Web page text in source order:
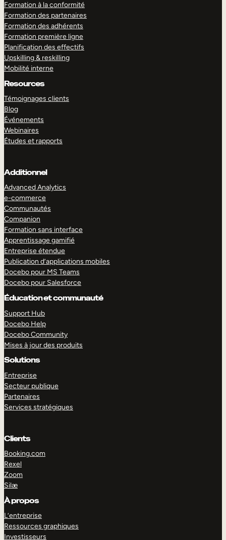
Formation à la conformité
Formation des partenaires
Formation des adhérents
Formation première ligne
Planification des effectifs
Upskilling & reskilling
Mobilité interne
Resources
Témoignages clients
Blog
Événements
Webinaires
Études et rapports
Additionnel
Advanced Analytics
e-commerce
Communautés
Companion
Formation sans interface
Apprentissage gamifié
Entreprise étendue
Publication d’applications mobiles
Docebo pour MS Teams
Docebo pour Salesforce
Éducation et communauté
Support Hub
Docebo Help
Docebo Community
Mises à jour des produits
Solutions
Entreprise
Secteur publique
Partenaires
Services stratégiques
Clients
Booking.com
Rexel
Zoom
Silæ
À propos
L’entreprise
Ressources graphiques
Investisseurs